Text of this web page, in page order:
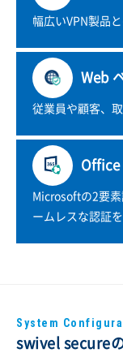
幅広いVPN製品
Web
従業員や顧客、
Office
Microsoftの2要
ームレスな認証
System
swivel secure